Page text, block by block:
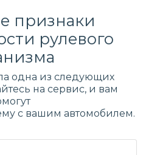
признаки
рулевого
одна из следующих
на сервис, и вам
с вашим автомобилем.